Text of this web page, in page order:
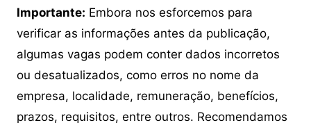
Importante: Embora nos esforcemos para
verificar as informações antes da publicação,
algumas vagas podem conter dados incorretos
ou desatualizados, como erros no nome da
empresa, localidade, remuneração, benefícios,
prazos, requisitos, entre outros. Recomendamos